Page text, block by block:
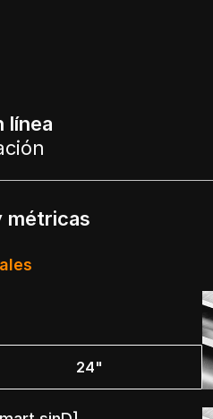
línea
métricas
24"